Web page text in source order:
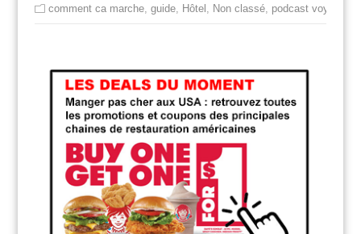
comment ca marche, guide, Hôtel Non classé, podcast voyage